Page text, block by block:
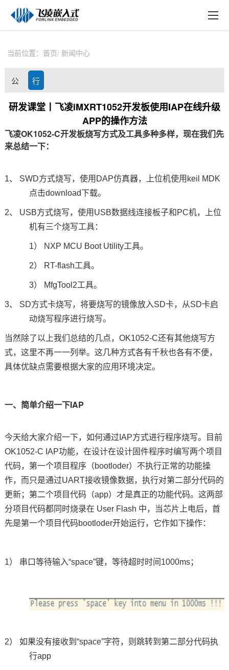
技术与支持
在线文档
方案定制
天猫商城
新闻中心
技术论坛
在线购买
当前位置： 首页 新闻中心
公
司
态
行
业
讯
研发课堂丨飞凌iMXRT1052开发板使用IAP在线升级
APP的操作方法
飞凌OK1052-C开发板烧写方式及工具多种多样，现在我们先
来总结一下：
1、 SWD方式烧写，使用 DAP仿真器，上位机使用 keil MDK
点击download下载。
2、 USB方式烧写，使用 USB数据线连接板子和 PC机，上位
机有三个烧写工具：
1） NXP MCU Boot Utility工具。
2） RT-flash工具。
3） MfgTool2工具。
3、 SD方式卡烧写，将要烧写的镜像放入SD卡，从SD卡启
动烧写程序进行烧写。
当然除了以上我们总结的几点， OK1052-C还有其他烧写方
式，这里不再一一列举。这几种方式各有千秋也各有不便，
具体优缺点需要根据大家的应用环境决定。
一、简单介绍一下IAP
今天给大家介绍一下，如何通过 IAP方式进行程序烧写。目前
OK1052-C IAP功能，在设计在设计固件程序时编写两个项目
代码，第一个项目程序（bootloder） 不执行正常的功能操
作，而只是通过UART接收镜像数据，执行对第二部分代码的
更新；第二个项目代码 （app） 才是真正的功能代码。这两部
分项目代码都同时烧录在 User Flash 中，当芯片 上电后，首
先是第一个项目代码bootloder开始运行，它作如下操作：
1） 串口等待输入“space”键，等待超时时间 1000ms；
2） 如果没有接收到 “space”字符，则 跳转到第二部分代码执
行app